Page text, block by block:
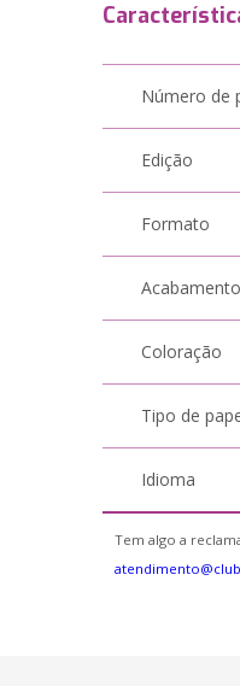
Número de
Edição
Formato
Acabamento
Coloração
Tipo de
Idioma
Tem algo a